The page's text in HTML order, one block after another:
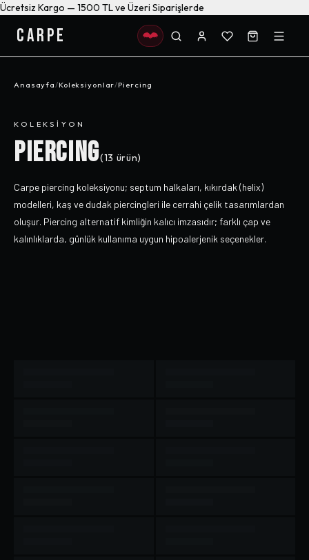
Ücretsiz Kargo — 1500 TL ve Üzeri Siparişlerde
CARPE
Anasayfa/Koleksiyonlar/Piercing
KOLEKSIYON
PIERCING(13 ürün)
Carpe piercing koleksiyonu; septum halkaları, kıkırdak (helix)
modelleri, kaş ve dudak piercingleri ile cerrahi çelik tasarımlardan
oluşur. Piercing alternatif kimliğin kalıcı imzasıdır; farklı çap ve
kalınlıklarda, günlük kullanıma uygun hipoalerjenik seçenekler.